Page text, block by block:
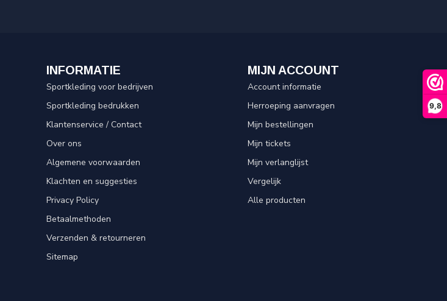
9,8
INFORMATIE
Sportkleding voor bedrijven
Sportkleding bedrukken
Klantenservice / Contact
Over ons
Algemene voorwaarden
Klachten en suggesties
Privacy Policy
Betaalmethoden
Verzenden & retourneren
Sitemap
MIJN ACCOUNT
Account informatie
Herroeping aanvragen
Mijn bestellingen
Mijn tickets
Mijn verlanglijst
Vergelijk
Alle producten